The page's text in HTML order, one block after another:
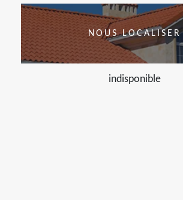
NOUS LOCALISER
indisponible